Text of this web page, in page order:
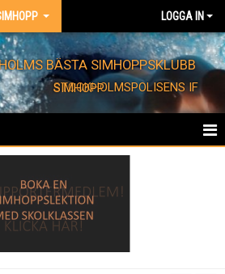
LOGGA IN
BÄSTA SIMHOPPSKLUBB
STOCKHOLMSPOLISENS IF SIMHOPP